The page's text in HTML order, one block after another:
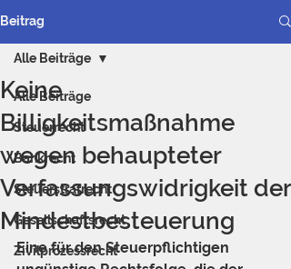
Beitrag
Alle Beiträge
Steuerrecht
Bankrecht
Steuerstrafrecht
Gesellschaftsrecht
Zivilprozessrecht
Alle Beiträge
Keine
Billigkeitsmaßnahme
wegen behaupteter
Verfassungswidrigkeit der
Mindestbesteuerung
Eine für den Steuerpflichtigen